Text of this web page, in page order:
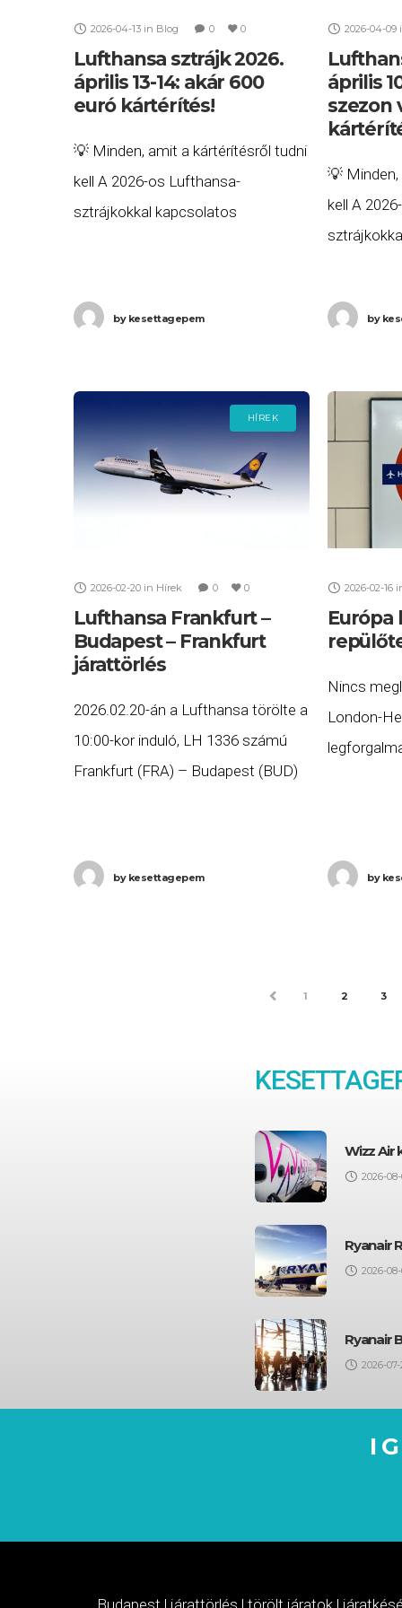
2026-04-13 in Blog 0 0
Lufthansa sztrájk 2026.
április 13-14: akár 600
euró kártérítés!
💡 Minden, amit a kártérítésről tudni
kell A 2026-os Lufthansa-
sztrájkokkal kapcsolatos
olvashatja: 👉 Lufthansa sztrájk
kártérítés 2026 – Összefoglaló
Lufthansa
bykesettagepem
2026-04-09
április
szezon
💡
kell A
útmutató
by
HÍREK
2026-02-20 in Hírek 0 0
Lufthansa Frankfurt –
Budapest – Frankfurt
járattörlés
2026.02.20-án a Lufthansa törölte a
10:00-kor induló, LH 1336 számú
Frankfurt (FRA) – Budapest (BUD)
(FRA) járatát. Ha Ön valamelyik
bykesettagepem
2026-02-16
Európa
Nincs
London-
London-
by
PREV1 2 3
Wizz Air
2026-
Ryanair
2026-
Ryanair
2026-
Budapest | járattörlés | törölt járatok |